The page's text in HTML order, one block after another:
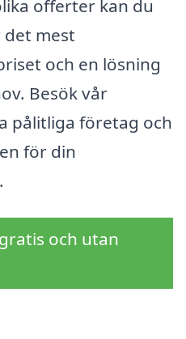
offerter kan du
mest
och en lösning
Besök vår
pålitliga företag och
för din
och utan